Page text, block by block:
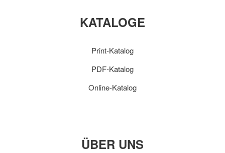
KATALOGE
Print-Katalog
PDF-Katalog
Online-Katalog
ÜBER UNS